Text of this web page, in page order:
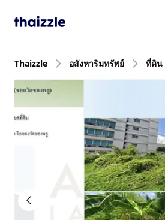
Thaizzle อสังหาริมทรัพย์ ที่ดิน